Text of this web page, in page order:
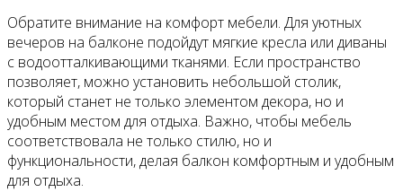
Обратите внимание на комфорт мебели. Для уютных
вечеров на балконе подойдут мягкие кресла или диваны
с водоотталкивающими тканями. Если пространство
позволяет, можно установить небольшой столик,
который станет не только элементом декора, но и
удобным местом для отдыха. Важно, чтобы мебель
соответствовала не только стилю, но и
функциональности, делая балкон комфортным и удобным
для отдыха.